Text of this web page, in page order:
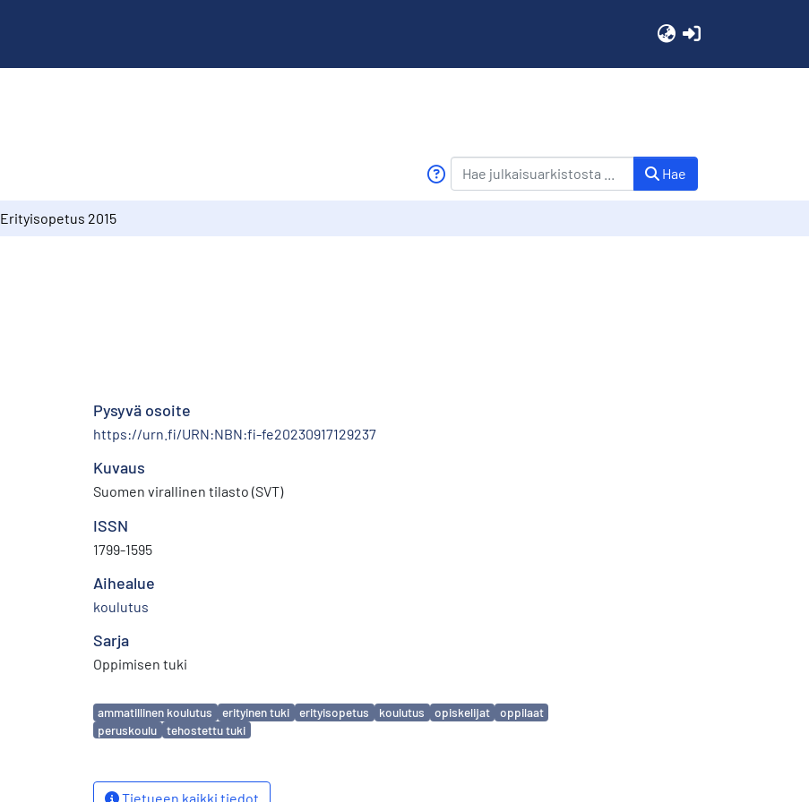
Hae
Erityisopetus 2015
Pysyvä osoite
https://urn.fi/URN:NBN:fi-fe20230917129237
Kuvaus
Suomen virallinen tilasto (SVT)
ISSN
1799-1595
Aihealue
koulutus
Sarja
Oppimisen tuki
Avainsanat
ammatillinen koulutus erityinen tuki erityisopetus koulutus opiskelijat
oppilaat
peruskoulu
tehostettu tuki
Tietueen kaikki tiedot